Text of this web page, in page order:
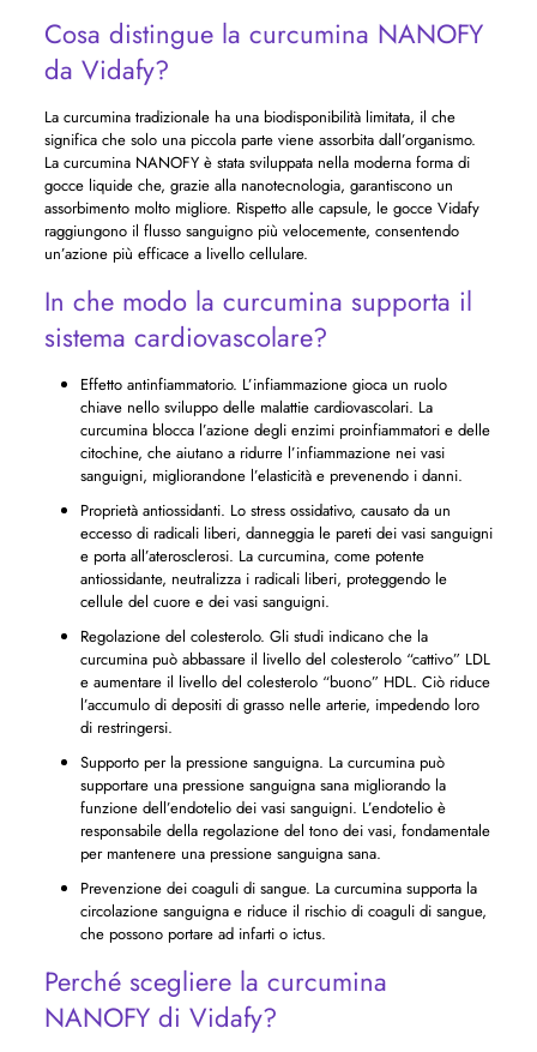
Cosa distingue la curcumina NANOFY
da Vidafy?
La curcumina tradizionale ha una biodisponibilità limitata, il che
significa che solo una piccola parte viene assorbita dall’organismo.
La curcumina NANOFY è stata sviluppata nella moderna forma di
gocce liquide che, grazie alla nanotecnologia, garantiscono un
assorbimento molto migliore. Rispetto alle capsule, le gocce Vidafy
raggiungono il flusso sanguigno più velocemente, consentendo
un’azione più efficace a livello cellulare.
In che modo la curcumina supporta il
sistema cardiovascolare?
Effetto antinfiammatorio. L’infiammazione gioca un ruolo
chiave nello sviluppo delle malattie cardiovascolari. La
curcumina blocca l’azione degli enzimi proinfiammatori e delle
citochine, che aiutano a ridurre l’infiammazione nei vasi
sanguigni, migliorandone l’elasticità e prevenendo i danni.
Proprietà antiossidanti. Lo stress ossidativo, causato da un
eccesso di radicali liberi, danneggia le pareti dei vasi sanguigni
e porta all’aterosclerosi. La curcumina, come potente
antiossidante, neutralizza i radicali liberi, proteggendo le
cellule del cuore e dei vasi sanguigni.
Regolazione del colesterolo. Gli studi indicano che la
curcumina può abbassare il livello del colesterolo “cattivo” LDL
e aumentare il livello del colesterolo “buono” HDL. Ciò riduce
l’accumulo di depositi di grasso nelle arterie, impedendo loro
di restringersi.
Supporto per la pressione sanguigna. La curcumina può
supportare una pressione sanguigna sana migliorando la
funzione dell’endotelio dei vasi sanguigni. L’endotelio è
responsabile della regolazione del tono dei vasi, fondamentale
per mantenere una pressione sanguigna sana.
Prevenzione dei coaguli di sangue. La curcumina supporta la
circolazione sanguigna e riduce il rischio di coaguli di sangue,
che possono portare ad infarti o ictus.
Perché scegliere la curcumina
NANOFY di Vidafy?